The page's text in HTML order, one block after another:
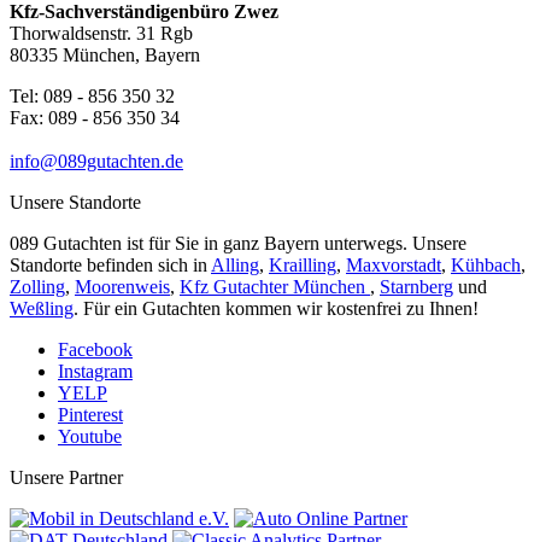
Kfz-Sachverständigenbüro Zwez
Thorwaldsenstr. 31 Rgb
80335 München, Bayern
Tel: 089 - 856 350 32
Fax: 089 - 856 350 34
info@089gutachten.de
Unsere Standorte
089 Gutachten ist für Sie in ganz Bayern unterwegs. Unsere
Standorte befinden sich in Alling, Krailling, Maxvorstadt, Kühbach,
Zolling, Moorenweis, Kfz Gutachter München , Starnberg und
Weßling. Für ein Gutachten kommen wir kostenfrei zu Ihnen!
Facebook
Instagram
YELP
Pinterest
Youtube
Unsere Partner